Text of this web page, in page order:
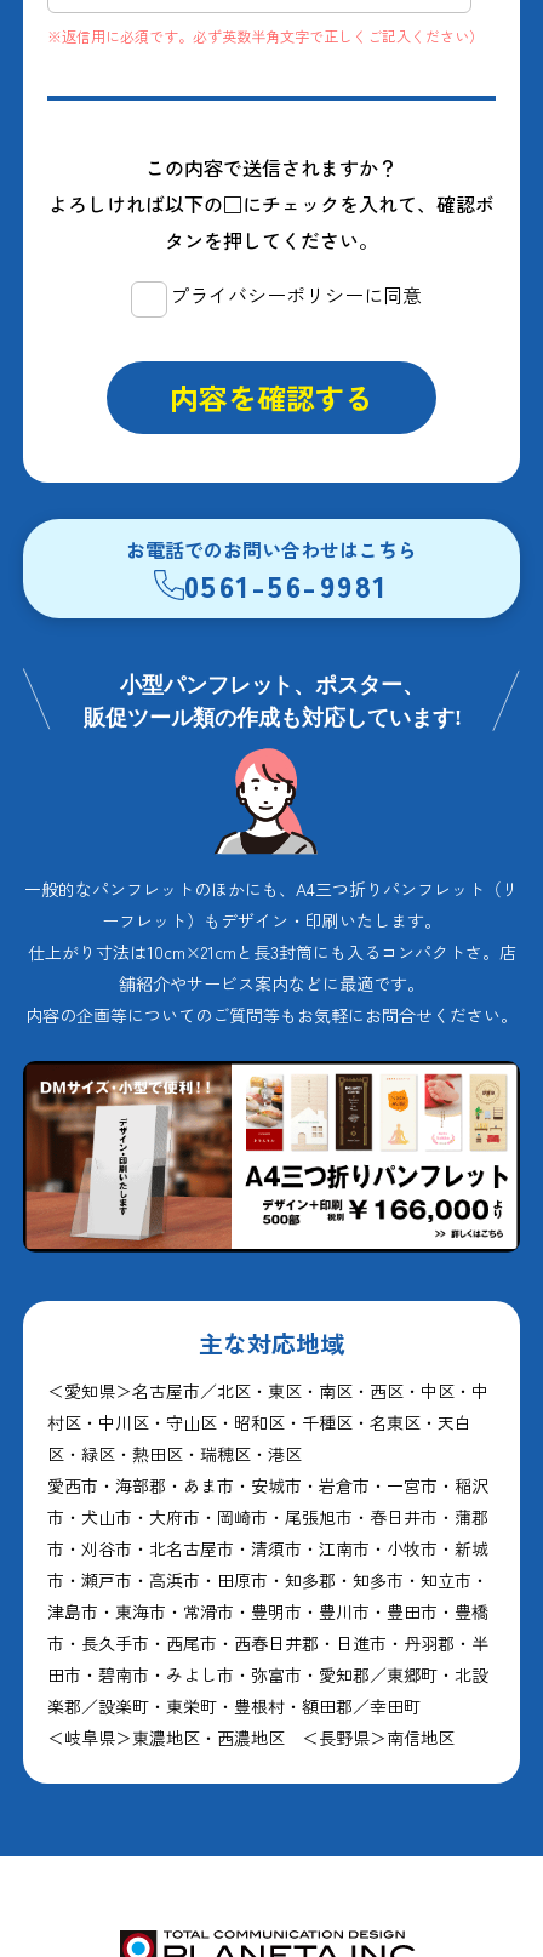
※返信用に必須です。必ず英数半角文字で正しくご記入ください）
この内容で送信されますか？
よろしければ以下の□にチェックを入れて、確認ボ
タンを押してください。
プライバシーポリシーに同意
お電話でのお問い合わせはこちら
0561-56-9981
一般的なパンフレットのほかにも、A4三つ折りパンフレット（リ
ーフレット）もデザイン・印刷いたします。
仕上がり寸法は10cm×21cmと長3封筒にも入るコンパクトさ。店
舗紹介やサービス案内などに最適です。
内容の企画等についてのご質問等もお気軽にお問合せください。
主な対応地域
＜愛知県＞名古屋市／北区・東区・南区・西区・中区・中
村区・中川区・守山区・昭和区・千種区・名東区・天白
区・緑区・熱田区・瑞穂区・港区
愛西市・海部郡・あま市・安城市・岩倉市・一宮市・稲沢
市・犬山市・大府市・岡崎市・尾張旭市・春日井市・蒲郡
市・刈谷市・北名古屋市・清須市・江南市・小牧市・新城
市・瀬戸市・高浜市・田原市・知多郡・知多市・知立市・
津島市・東海市・常滑市・豊明市・豊川市・豊田市・豊橋
市・長久手市・西尾市・西春日井郡・日進市・丹羽郡・半
田市・碧南市・みよし市・弥富市・愛知郡／東郷町・北設
楽郡／設楽町・東栄町・豊根村・額田郡／幸田町
＜岐阜県＞東濃地区・西濃地区 ＜長野県＞南信地区